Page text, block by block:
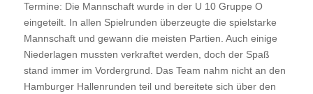
Termine: Die Mannschaft wurde in der U 10 Gruppe O
eingeteilt. In allen Spielrunden überzeugte die spielstarke
Mannschaft und gewann die meisten Partien. Auch einige
Niederlagen mussten verkraftet werden, doch der Spaß
stand immer im Vordergrund. Das Team nahm nicht an den
Hamburger Hallenrunden teil und bereitete sich über den